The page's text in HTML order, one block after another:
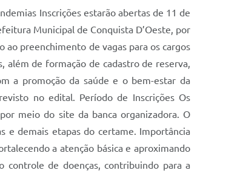
Inscrições estarão abertas de 11 de
Municipal de Conquista D’Oeste, por
preenchimento de vagas para os cargos
além de formação de cadastro de reserva,
a promoção da saúde e o bem-estar da
no edital. Período de Inscrições Os
meio do site da banca organizadora. O
e demais etapas do certame. Importância
a atenção básica e aproximando
controle de doenças, contribuindo para a